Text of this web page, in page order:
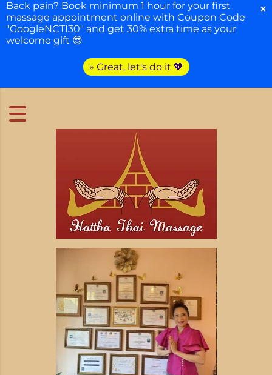
Back pain? Book minimum 1 hour for your first
massage appointment online with Coupon Code
"GoogleNCTI30" and get 30% extra time as your
welcome gift 😎
» Great, let's do it 💖
×